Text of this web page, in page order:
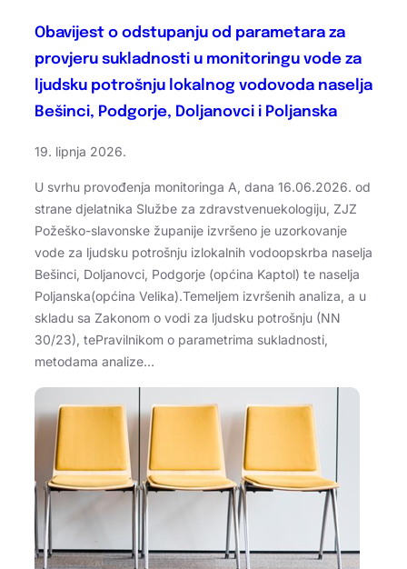
Obavijest o odstupanju od parametara za
provjeru sukladnosti u monitoringu vode za
ljudsku potrošnju lokalnog vodovoda naselja
Bešinci, Podgorje, Doljanovci i Poljanska
19. lipnja 2026.
U svrhu provođenja monitoringa A, dana 16.06.2026. od
strane djelatnika Službe za zdravstvenuekologiju, ZJZ
Požeško-slavonske županije izvršeno je uzorkovanje
vode za ljudsku potrošnju izlokalnih vodoopskrba naselja
Bešinci, Doljanovci, Podgorje (općina Kaptol) te naselja
Poljanska(općina Velika).Temeljem izvršenih analiza, a u
skladu sa Zakonom o vodi za ljudsku potrošnju (NN
30/23), tePravilnikom o parametrima sukladnosti,
metodama analize…